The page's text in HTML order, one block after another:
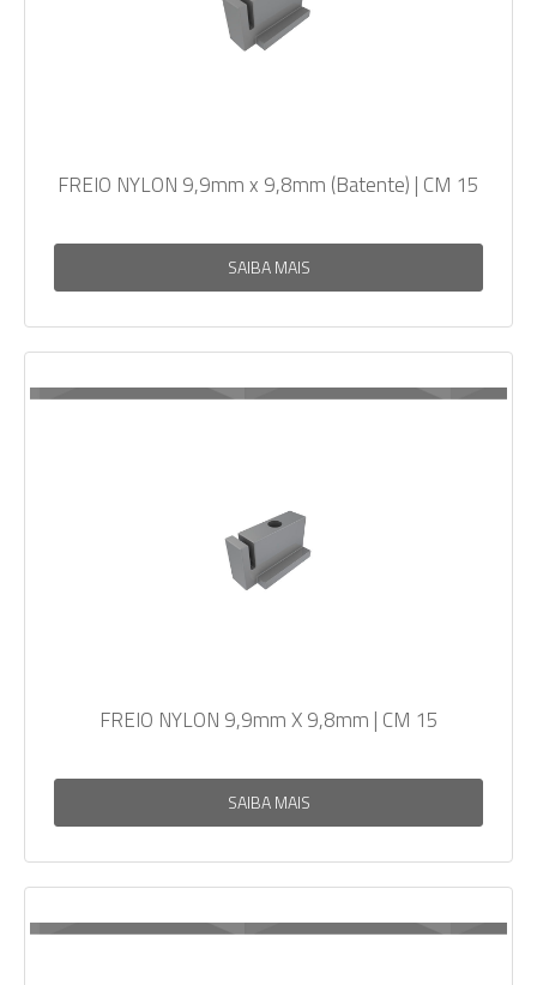
FREIO NYLON 9,9mm x 9,8mm (Batente) | CM 15
SAIBA MAIS
FREIO NYLON 9,9mm X 9,8mm | CM 15
SAIBA MAIS